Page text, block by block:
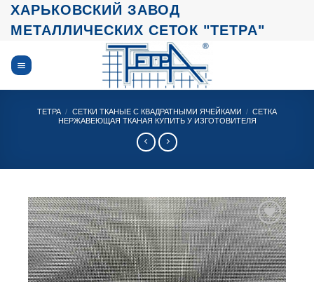
Skip
content
ХАРЬКОВСКИЙ ЗАВОД
МЕТАЛЛИЧЕСКИХ СЕТОК "ТЕТРА"
ТЕТРА / СЕТКИ ТКАНЫЕ С КВАДРАТНЫМИ ЯЧЕЙКАМИ / СЕТКА
НЕРЖАВЕЮЩАЯ ТКАНАЯ КУПИТЬ У ИЗГОТОВИТЕЛЯ